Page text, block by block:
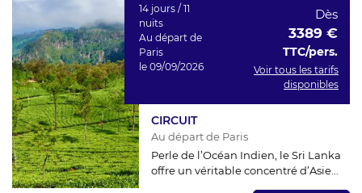
14 jours / 11
nuits
Au départ de
Paris
le 09/09/2026
Dès
3389 €
TTC/pers.
Voir tous les tarifs
disponibles
CIRCUIT
Au départ de Paris
Perle de l’Océan Indien, le Sri Lanka
offre un véritable concentré d’Asie...